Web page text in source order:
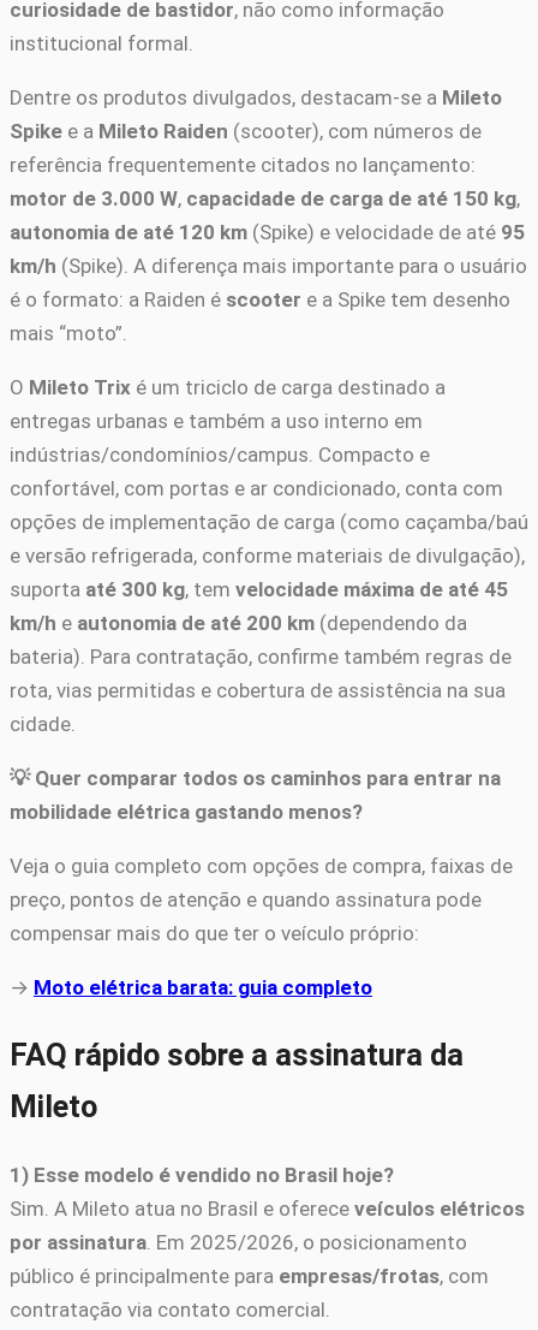
curiosidade de bastidor, não como informação
institucional formal.
Dentre os produtos divulgados, destacam-se a Mileto
Spike e a Mileto Raiden (scooter), com números de
referência frequentemente citados no lançamento:
motor de 3.000 W, capacidade de carga de até 150 kg,
autonomia de até 120 km (Spike) e velocidade de até 95
km/h (Spike). A diferença mais importante para o usuário
é o formato: a Raiden é scooter e a Spike tem desenho
mais “moto”.
O Mileto Trix é um triciclo de carga destinado a
entregas urbanas e também a uso interno em
indústrias/condomínios/campus. Compacto e
confortável, com portas e ar condicionado, conta com
opções de implementação de carga (como caçamba/baú
e versão refrigerada, conforme materiais de divulgação),
suporta até 300 kg, tem velocidade máxima de até 45
km/h e autonomia de até 200 km (dependendo da
bateria). Para contratação, confirme também regras de
rota, vias permitidas e cobertura de assistência na sua
cidade.
💡 Quer comparar todos os caminhos para entrar na
mobilidade elétrica gastando menos?
Veja o guia completo com opções de compra, faixas de
preço, pontos de atenção e quando assinatura pode
compensar mais do que ter o veículo próprio:
→ Moto elétrica barata: guia completo
FAQ rápido sobre a assinatura da
Mileto
1) Esse modelo é vendido no Brasil hoje?
Sim. A Mileto atua no Brasil e oferece veículos elétricos
por assinatura. Em 2025/2026, o posicionamento
público é principalmente para empresas/frotas, com
contratação via contato comercial.